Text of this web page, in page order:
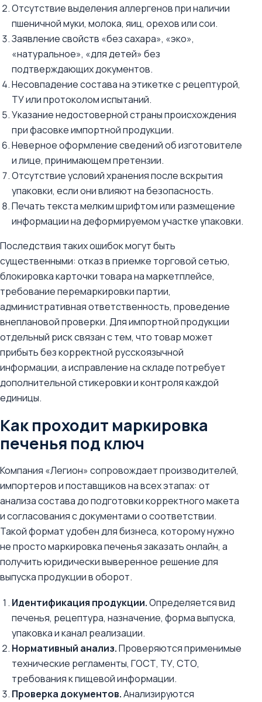
Отсутствие выделения аллергенов при наличии
пшеничной муки, молока, яиц, орехов или сои.
Заявление свойств «без сахара», «эко»,
«натуральное», «для детей» без
подтверждающих документов.
Несовпадение состава на этикетке с рецептурой,
ТУ или протоколом испытаний.
Указание недостоверной страны происхождения
при фасовке импортной продукции.
Неверное оформление сведений об изготовителе
и лице, принимающем претензии.
Отсутствие условий хранения после вскрытия
упаковки, если они влияют на безопасность.
Печать текста мелким шрифтом или размещение
информации на деформируемом участке упаковки.
Последствия таких ошибок могут быть
существенными: отказ в приемке торговой сетью,
блокировка карточки товара на маркетплейсе,
требование перемаркировки партии,
административная ответственность, проведение
внеплановой проверки. Для импортной продукции
отдельный риск связан с тем, что товар может
прибыть без корректной русскоязычной
информации, а исправление на складе потребует
дополнительной стикеровки и контроля каждой
единицы.
Как проходит маркировка
печенья под ключ
Компания «Легион» сопровождает производителей,
импортеров и поставщиков на всех этапах: от
анализа состава до подготовки корректного макета
и согласования с документами о соответствии.
Такой формат удобен для бизнеса, которому нужно
не просто маркировка печенья заказать онлайн, а
получить юридически выверенное решение для
выпуска продукции в оборот.
Идентификация продукции.Определяется вид
печенья, рецептура, назначение, форма выпуска,
упаковка и канал реализации.
Нормативный анализ.Проверяются применимые
технические регламенты, ГОСТ, ТУ, СТО,
требования к пищевой информации.
Проверка документов.Анализируются